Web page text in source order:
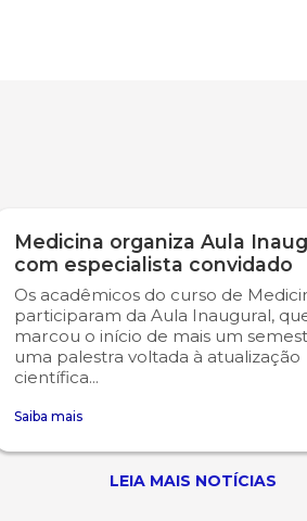
Medicina organiza Aula
com especialista convidado
Os acadêmicos do curso de
participaram da Aula Inaugural,
marcou o início de mais um
uma palestra voltada à atualização
científica...
Saiba mais
LEIA MAIS NOTÍCIAS